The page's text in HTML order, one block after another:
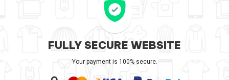
FULLY SECURE WEBSITE
Your payment is 100% secure.